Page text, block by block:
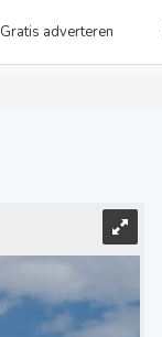
Gratis adverteren